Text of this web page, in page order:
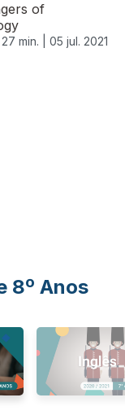
of
27 min. | 05 jul. 2021
8º Anos